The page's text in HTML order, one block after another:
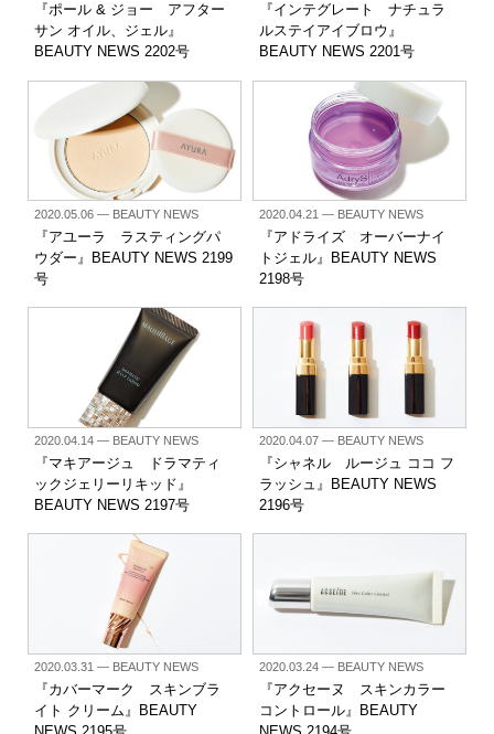
『ポール & ジョー アフター
サン オイル、ジェル』
BEAUTY NEWS 2202号
『インテグレート ナチュラ
ルステイアイブロウ』
BEAUTY NEWS 2201号
2020.05.06— BEAUTY NEWS
『アユーラ ラスティングパ
ウダー』BEAUTY NEWS 2199
号
2020.04.21— BEAUTY NEWS
『アドライズ オーバーナイ
トジェル』BEAUTY NEWS
2198号
2020.04.14— BEAUTY NEWS
『マキアージュ ドラマティ
ックジェリーリキッド』
BEAUTY NEWS 2197号
2020.04.07— BEAUTY NEWS
『シャネル ルージュ ココ フ
ラッシュ』BEAUTY NEWS
2196号
2020.03.31— BEAUTY NEWS
『カバーマーク スキンブラ
イト クリーム』BEAUTY
2020.03.24— BEAUTY NEWS
『アクセーヌ スキンカラー
コントロール』BEAUTY